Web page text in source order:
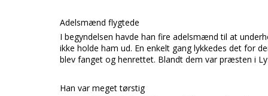
Adelsmænd flygtede
I begyndelsen havde han fire adelsmænd til at
ikke holde ham ud. En enkelt gang lykkedes det for
blev fanget og henrettet. Blandt dem var præsten i
Han var meget tørstig